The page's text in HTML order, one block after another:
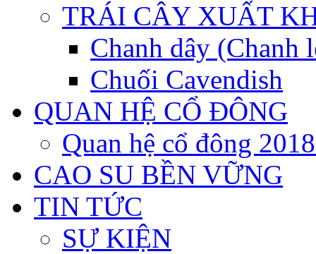
TRÁI CÂY XUẤT
Chanh dây (Chanh
Chuối Cavendish
QUAN HỆ CỔ ĐÔNG
Quan hệ cổ đông
CAO SU BỀN VỮNG
TIN TỨC
SỰ KIỆN